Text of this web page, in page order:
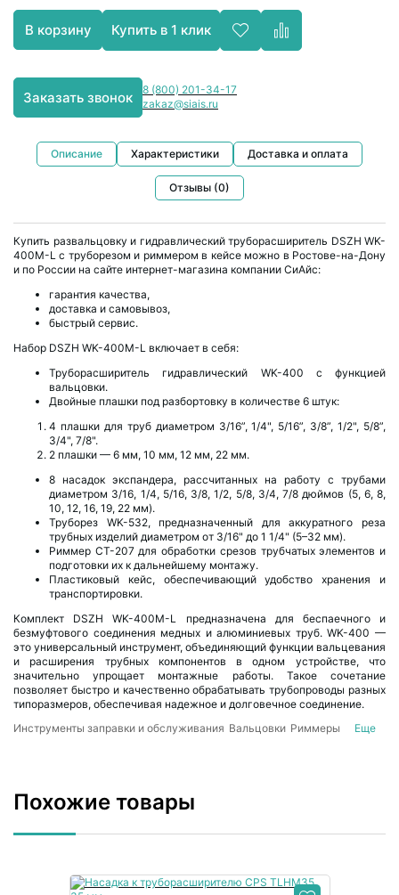
В корзину Купить в 1 клик
Заказать звонок
8 (800) 201-34-17
zakaz@siais.ru
Описание Характеристики Доставка и оплата
Отзывы (0)
Купить развальцовку и гидравлический труборасширитель DSZH WK-
400M-L с труборезом и риммером в кейсе можно в Ростове-на-Дону
и по России на сайте интернет-магазина компании СиАйс:
гарантия качества,
доставка и самовывоз,
быстрый сервис.
Набор DSZH WK-400M-L включает в себя:
Труборасширитель гидравлический WK-400 с функцией
вальцовки.
Двойные плашки под разбортовку в количестве 6 штук:
4 плашки для труб диаметром 3/16”, 1/4", 5/16”, 3/8”, 1/2", 5/8”,
3/4", 7/8".
2 плашки — 6 мм, 10 мм, 12 мм, 22 мм.
8 насадок экспандера, рассчитанных на работу с трубами
диаметром 3/16, 1/4, 5/16, 3/8, 1/2, 5/8, 3/4, 7/8 дюймов (5, 6, 8,
10, 12, 16, 19, 22 мм).
Труборез WK-532, предназначенный для аккуратного реза
трубных изделий диаметром от 3/16" до 1 1/4" (5–32 мм).
Риммер СТ-207 для обработки срезов трубчатых элементов и
подготовки их к дальнейшему монтажу.
Пластиковый кейс, обеспечивающий удобство хранения и
транспортировки.
Комплект DSZH WK-400M-L предназначена для беспаечного и
безмуфтового соединения медных и алюминиевых труб. WK-400 —
это универсальный инструмент, объединяющий функции вальцевания
и расширения трубных компонентов в одном устройстве, что
значительно упрощает монтажные работы. Такое сочетание
позволяет быстро и качественно обрабатывать трубопроводы разных
типоразмеров, обеспечивая надежное и долговечное соединение.
Инструменты заправки и обслуживания Вальцовки Риммеры
Еще
Похожие товары